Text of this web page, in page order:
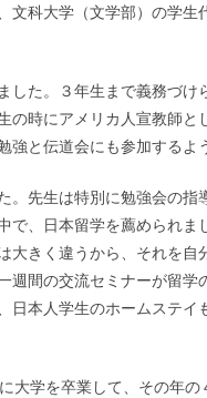
科大学（文学部）の学生
た。３年生まで義務づけ
時にアメリカ人宣教師と
と伝道会にも参加するよ
先生は特別に勉強会の指
、日本留学を薦められま
きく違うから、それを自
間の交流セミナーが留学
本人学生のホームステイ
大学を卒業して、その年